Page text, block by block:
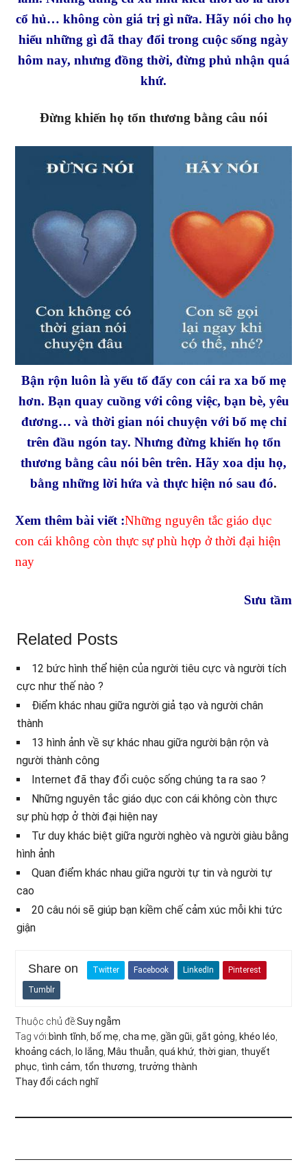
cổ hủ… không còn giá trị gì nữa. Hãy nói cho họ
hiểu những gì đã thay đổi trong cuộc sống ngày
hôm nay, nhưng đồng thời, đừng phủ nhận quá
khứ.
Đừng khiến họ tổn thương bằng câu nói
Bận rộn luôn là yếu tố đẩy con cái ra xa bố mẹ
hơn. Bạn quay cuồng với công việc, bạn bè, yêu
đương… và thời gian nói chuyện với bố mẹ chỉ
trên đầu ngón tay. Nhưng đừng khiến họ tổn
thương bằng câu nói bên trên. Hãy xoa dịu họ,
bằng những lời hứa và thực hiện nó sau đó.
Xem thêm bài viết :Những nguyên tắc giáo dục
con cái không còn thực sự phù hợp ở thời đại hiện
nay
Sưu tầm
Related Posts
12 bức hình thể hiện của người tiêu cực và người tích
cực như thế nào ?
Điểm khác nhau giữa người giả tạo và người chân
thành
13 hình ảnh về sự khác nhau giữa người bận rộn và
người thành công
Internet đã thay đổi cuộc sống chúng ta ra sao ?
Những nguyên tắc giáo dục con cái không còn thực
sự phù hợp ở thời đại hiện nay
Tư duy khác biệt giữa người nghèo và người giàu bằng
hình ảnh
Quan điểm khác nhau giữa người tự tin và người tự
cao
20 câu nói sẽ giúp bạn kiềm chế cảm xúc mỗi khi tức
giận
Share on Twitter Facebook LinkedIn Pinterest
Tumblr
Thuộc chủ đề:Suy ngẫm
Tag với:bình tĩnh ,bố mẹ ,cha mẹ ,gần gũi ,gắt gỏng ,khéo léo
khoảng cách ,lo lắng ,Mâu thuẫn ,quá khứ thời gian thuyết
phục tình cảm tổn thương trưởng thành
Thay đổi cách nghĩ